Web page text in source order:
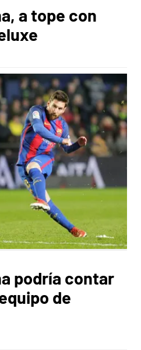
a tope con
podría contar
de